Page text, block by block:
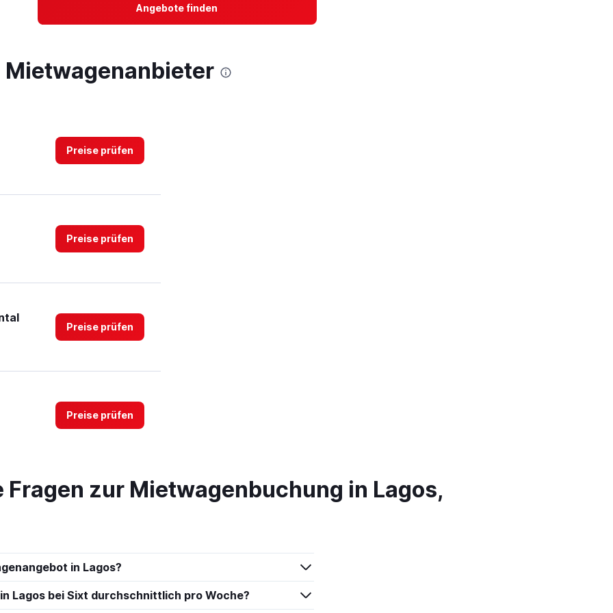
Angebote finden
Mietwagenanbieter
Preise prüfen
Preise prüfen
Preise prüfen
Preise prüfen
Preise prüfen
zur Mietwagenbuchung in Lagos,
in Lagos?
Lagos bei Sixt durchschnittlich pro Woche?